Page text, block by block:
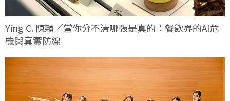
Ying C. 陳穎／當你分不清哪張是真的：餐飲界的AI危
機與真實防線